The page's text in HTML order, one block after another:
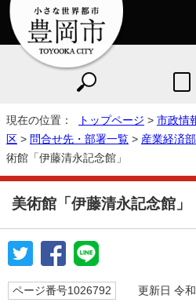
現在の位置： トップページ > 市政情
区 > 問合せ先・部署一覧 > 産業経済
術館「伊藤清永記念館」
美術館「伊藤清永記念館」
ページ番号1026792 更新日 令和